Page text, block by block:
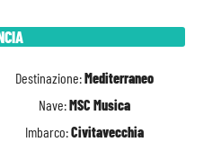
Destinazione:Mediterraneo
Nave:MSC Musica
Imbarco:Civitavecchia